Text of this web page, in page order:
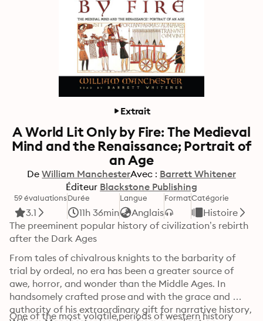
Extrait
A World Lit Only by Fire: The Medieval
Mind and the Renaissance; Portrait of
an Age
De William ManchesterAvec : Barrett Whitener
Éditeur Blackstone Publishing
59 évaluations
3.1
Durée
11h 36min
Langue
Anglais
FormatCatégorie
Histoire
The preeminent popular history of civilization’s rebirth
after the Dark Ages
From tales of chivalrous knights to the barbarity of
trial by ordeal, no era has been a greater source of
awe, horror, and wonder than the Middle Ages. In
handsomely crafted prose and with the grace and
authority of his extraordinary gift for narrative history,
One of the most volatile periods of western history